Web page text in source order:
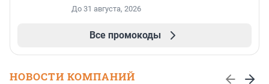
До 31 августа, 2026
Все промокоды
НОВОСТИ КОМПАНИЙ